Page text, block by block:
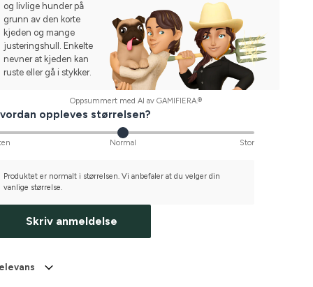
og livlige hunder på
grunn av den korte
kjeden og mange
justeringshull. Enkelte
nevner at kjeden kan
ruste eller gå i stykker.
Oppsummert med AI av GAMIFIERA.®
oppleves størrelsen?
Normal Stor
Produktet er normalt i størrelsen. Vi anbefaler at du velger din
vanlige størrelse.
Skriv anmeldelse